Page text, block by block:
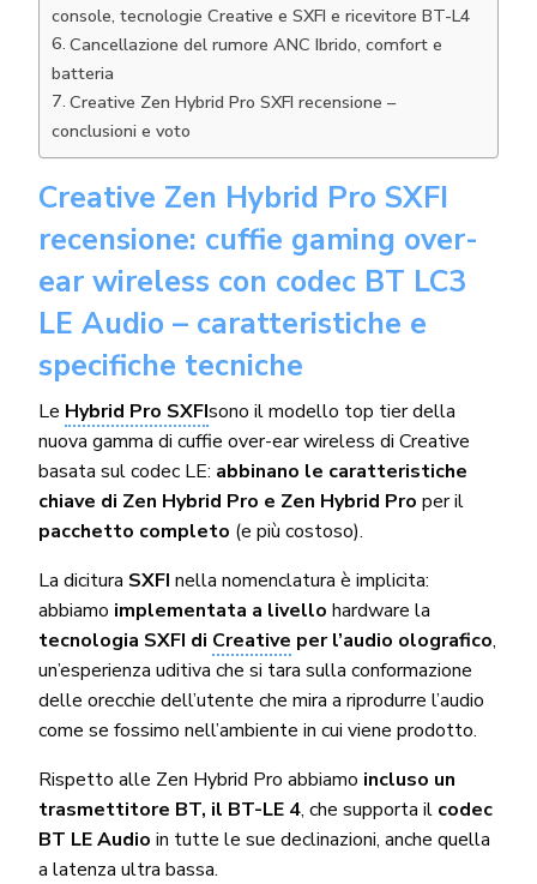
console, tecnologie Creative e SXFI e ricevitore BT-L4
Cancellazione del rumore ANC Ibrido, comfort e
batteria
Creative Zen Hybrid Pro SXFI recensione –
conclusioni e voto
Creative Zen Hybrid Pro SXFI
recensione: cuffie gaming over-
ear wireless con codec BT LC3
LE Audio – caratteristiche e
specifiche tecniche
Le Hybrid Pro SXFIsono il modello top tier della
nuova gamma di cuffie over-ear wireless di Creative
basata sul codec LE: abbinano le caratteristiche
chiave di Zen Hybrid Pro e Zen Hybrid Pro per il
pacchetto completo (e più costoso).
La dicitura SXFI nella nomenclatura è implicita:
abbiamo implementata a livello hardware la
tecnologia SXFI di Creative per l’audio olografico,
un’esperienza uditiva che si tara sulla conformazione
delle orecchie dell’utente che mira a riprodurre l’audio
come se fossimo nell’ambiente in cui viene prodotto.
Rispetto alle Zen Hybrid Pro abbiamo incluso un
trasmettitore BT, il BT-LE 4, che supporta il codec
BT LE Audio in tutte le sue declinazioni, anche quella
a latenza ultra bassa.